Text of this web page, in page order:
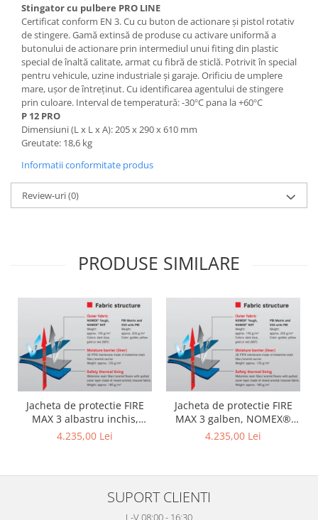
Stingator cu pulbere PRO LINE
Certificat conform EN 3. Cu cu buton de actionare și pistol rotativ
de stingere. Gamă extinsă de produse cu activare uniformă a
butonului de actionare prin intermediul unui fiting din plastic
special de înaltă calitate, armat cu fibră de sticlă. Potrivit în special
pentru vehicule, uzine industriale și garaje. Orificiu de umplere
mare, ușor de întreținut. Cu identificarea agentului de stingere
prin culoare. Interval de temperatură: -30°C pana la +60°C
P 12 PRO
Dimensiuni (L x L x A): 205 x 290 x 610 mm
Greutate: 18,6 kg
Informatii conformitate produs
Review-uri(0)
PRODUSE SIMILARE
Jacheta de protectie FIRE
MAX 3 albastru inchis,
NOMEX® TOUGHT
4.235,00 Lei
Jacheta de protectie FIRE
MAX 3 galben, NOMEX®
Tought
4.235,00 Lei
SUPORT CLIENTI
L-V 08:00 - 16:30